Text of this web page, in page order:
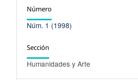
Número
Núm. 1 (1998)
Sección
Humanidades y Arte